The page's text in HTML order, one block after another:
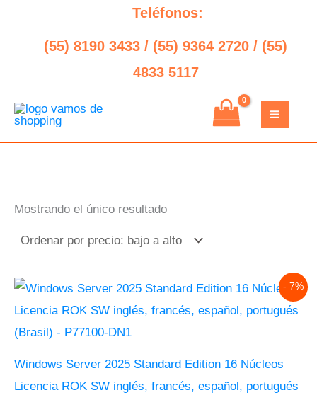
contenido
Teléfonos:
(55) 8190 3433 / (55) 9364 2720 / (55)
4833 5117
Mostrando el único resultado
- 7%
Windows Server 2025 Standard Edition 16 Núcleos
Licencia ROK SW inglés, francés, español, portugués
Original
was:
Current
is: